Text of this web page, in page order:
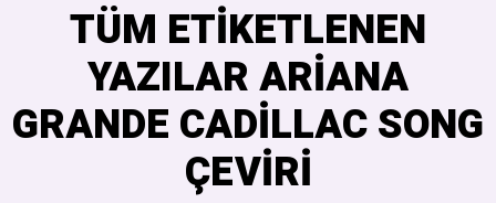
TÜM ETIKETLENEN
YAZILAR ARIANA
GRANDE CADILLAC SONG
ÇEVIRI